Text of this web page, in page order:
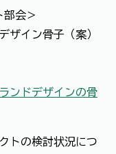
会＞
骨子（案）
ンドデザインの骨
討状況につ